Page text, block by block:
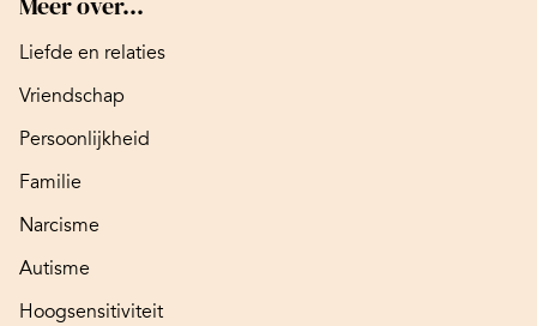
Liefde en relaties
Vriendschap
Persoonlijkheid
Familie
Narcisme
Autisme
Hoogsensitiviteit